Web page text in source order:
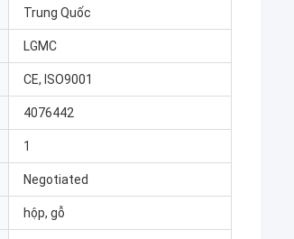
Trung Quốc
LGMC
CE, ISO9001
4076442
1
Negotiated
hộp, gỗ